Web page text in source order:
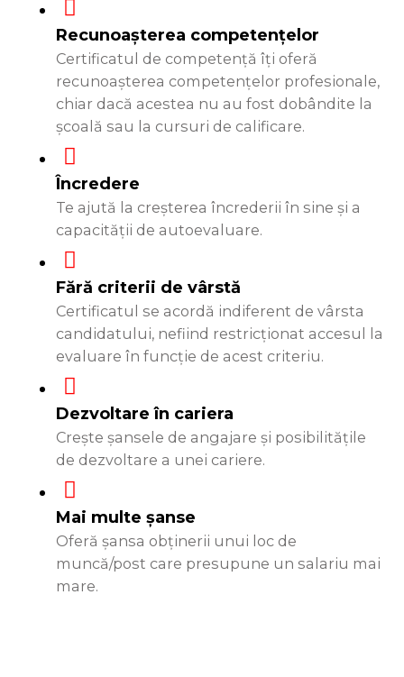
Recunoașterea competențelor
Certificatul de competență îți oferă
recunoașterea competențelor profesionale,
chiar dacă acestea nu au fost dobândite la
școală sau la cursuri de calificare.
Încredere
Te ajută la creșterea încrederii în sine și a
capacității de autoevaluare.
Fără criterii de vârstă
Certificatul se acordă indiferent de vârsta
candidatului, nefiind restricționat accesul la
evaluare în funcție de acest criteriu.
Dezvoltare în cariera
Crește șansele de angajare și posibilitățile
de dezvoltare a unei cariere.
Mai multe șanse
Oferă șansa obținerii unui loc de
muncă/post care presupune un salariu mai
mare.